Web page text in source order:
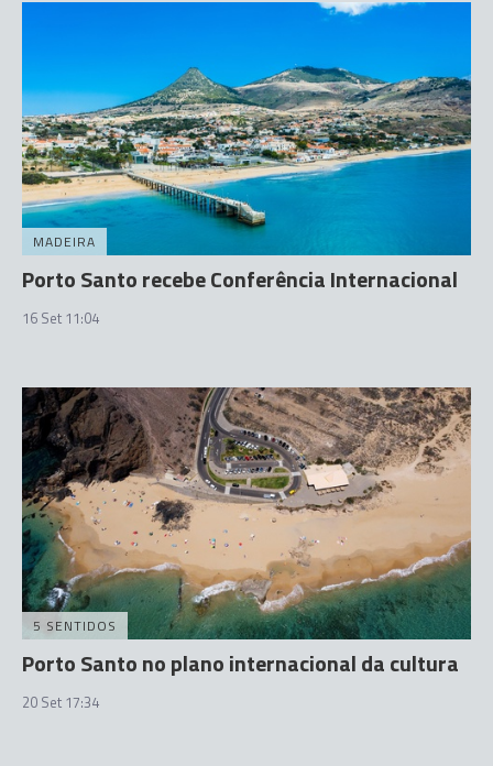
MADEIRA
Porto Santo recebe Conferência Internacional
16 Set 11:04
5 SENTIDOS
Porto Santo no plano internacional da cultura
20 Set 17:34